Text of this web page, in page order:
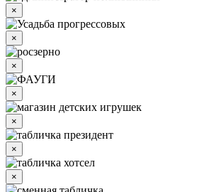
×
×
×
×
×
×
×